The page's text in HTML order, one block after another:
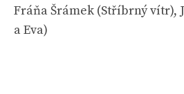
Fráňa Šrámek (Stříbrný vítr),
a Eva)